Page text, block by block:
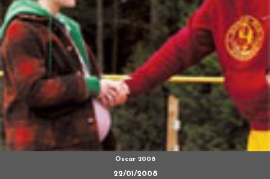
Oscar 2008
22/01/2008